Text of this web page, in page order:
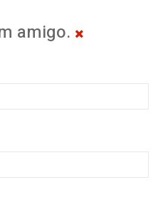
amigo.